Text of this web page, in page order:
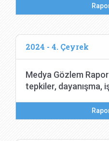
2024 - 4. Çeyrek
Medya Gözlem
tepkiler, dayanışma,